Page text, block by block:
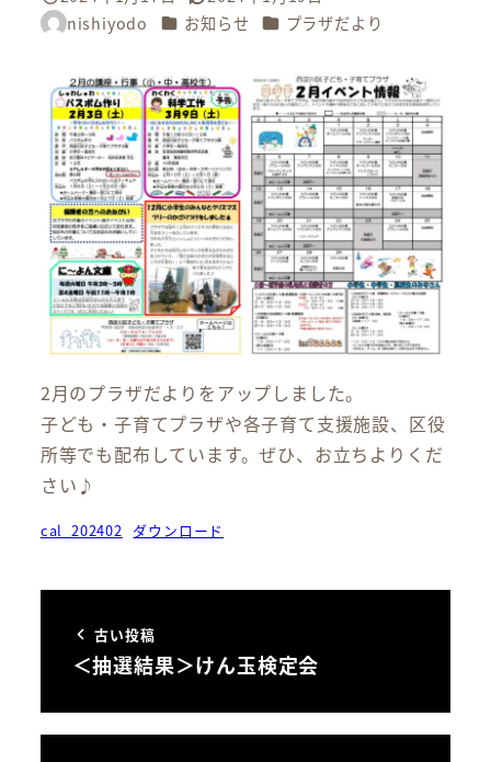
投稿日 更新日
著
nishiyodo カテゴリー
お知らせ カテゴリー
プラザだより
2月のプラザだよりをアップしました。
子ども・子育てプラザや各子育て支援施設、区役
所等でも配布しています。ぜひ、お立ちよりくだ
さい♪
cal_202402 ダウンロード
古い投稿
＜抽選結果＞けん玉検定会